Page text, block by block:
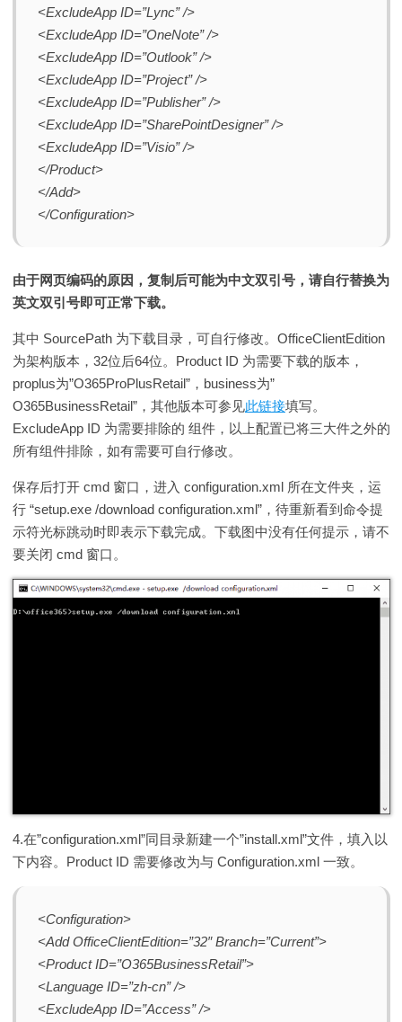
<ExcludeApp ID=”Lync” />
<ExcludeApp ID=”OneNote” />
<ExcludeApp ID=”Outlook” />
<ExcludeApp ID=”Project” />
<ExcludeApp ID=”Publisher” />
<ExcludeApp ID=”SharePointDesigner” />
<ExcludeApp ID=”Visio” />
</Product>
</Add>
</Configuration>
由于网页编码的原因，复制后可能为中文双引号，请自行替换为
英文双引号即可正常下载。
其中 SourcePath 为下载目录，可自行修改。OfficeClientEdition
为架构版本，32位后64位。Product ID 为需要下载的版本，
proplus为”O365ProPlusRetail”，business为”
O365BusinessRetail”，其他版本可参见此链接填写。
ExcludeApp ID 为需要排除的 组件，以上配置已将三大件之外的
所有组件排除，如有需要可自行修改。
保存后打开 cmd 窗口，进入 configuration.xml 所在文件夹，运
行 “setup.exe /download configuration.xml”，待重新看到命令提
示符光标跳动时即表示下载完成。下载图中没有任何提示，请不
要关闭 cmd 窗口。
4.在”configuration.xml”同目录新建一个”install.xml”文件，填入以
下内容。Product ID 需要修改为与 Configuration.xml 一致。
<Configuration>
<Add OfficeClientEdition=”32″ Branch=”Current”>
<Product ID=”O365BusinessRetail”>
<Language ID=”zh-cn” />
<ExcludeApp ID=”Access” />